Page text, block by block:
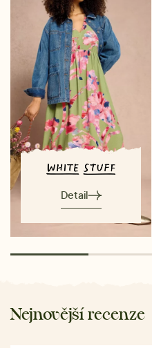
Detail
Nejnovější recenze